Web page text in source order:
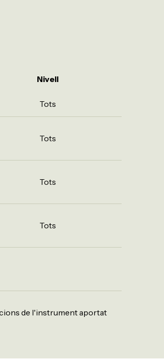
Nivell
Tots
Tots
Tots
Tots
de l'instrument aportat